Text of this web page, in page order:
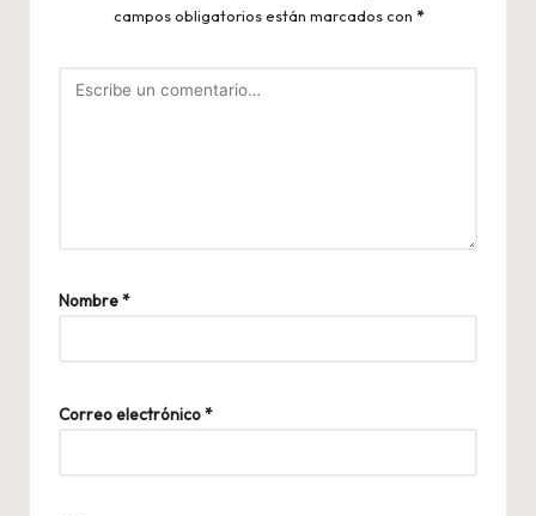
campos obligatorios están marcados con *
Nombre*
Correo electrónico*